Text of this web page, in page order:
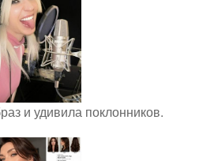
и удивила поклонников.